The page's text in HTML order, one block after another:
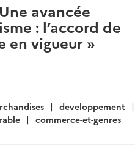
avancée
: l’accord de
en vigueur »
developpement
commerce-et-genres